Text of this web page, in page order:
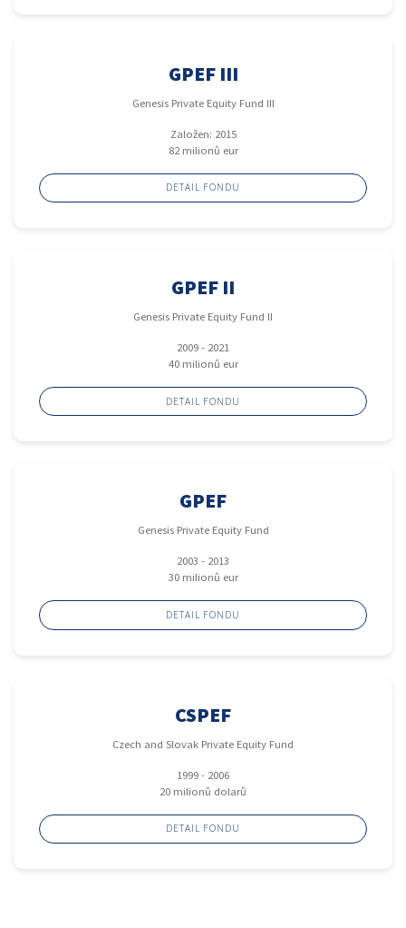
GPEF III
Genesis Private Equity Fund III
Založen: 2015
82 milionů eur
DETAIL FONDU
GPEF II
Genesis Private Equity Fund II
2009 - 2021
40 milionů eur
DETAIL FONDU
GPEF
Genesis Private Equity Fund
2003 - 2013
30 milionů eur
DETAIL FONDU
CSPEF
Czech and Slovak Private Equity Fund
1999 - 2006
20 milionů dolarů
DETAIL FONDU